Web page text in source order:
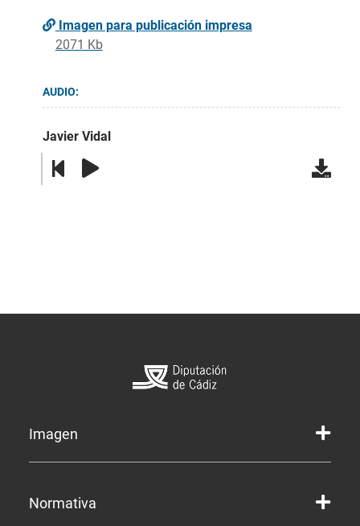
Imagen para publicación impresa
2071 Kb
AUDIO:
Javier Vidal
Imagen
Normativa